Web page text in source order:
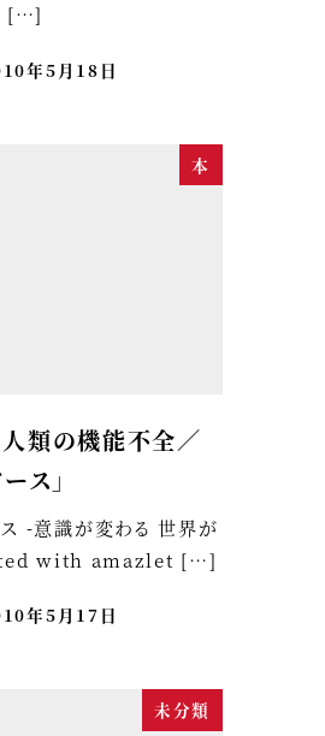
年5月18日
本
人類の機能不全／
ス」
ス -意識が変わる 世界が
with amazlet […]
年5月17日
未分類